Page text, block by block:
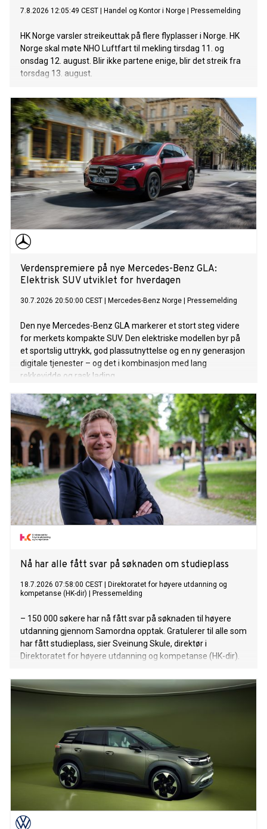
7.8.2026 12:05:49 CEST Handel og Kontor i Norge Pressemelding
HK Norge varsler streikeuttak på flere flyplasser i Norge. HK
Norge skal møte NHO Luftfart til mekling tirsdag 11. og
onsdag 12. august. Blir ikke partene enige, blir det streik fra
torsdag 13. august.
Verdenspremiere på nye Mercedes-Benz GLA:
Elektrisk SUV utviklet for hverdagen
30.7.2026 20:50:00 CEST Mercedes-Benz Norge Pressemelding
Den nye Mercedes-Benz GLA markerer et stort steg videre
for merkets kompakte SUV. Den elektriske modellen byr på
et sportslig uttrykk, god plassutnyttelse og en ny generasjon
digitale tjenester – og det i kombinasjon med lang
rekkevidde og rask lading.
Nå har alle fått svar på søknaden om studieplass
18.7.2026 07:58:00 CEST
Direktoratet for høyere utdanning og
kompetanse (HK-dir)
Pressemelding
– 150 000 søkere har nå fått svar på søknaden til høyere
utdanning gjennom Samordna opptak. Gratulerer til alle som
har fått studieplass, sier Sveinung Skule, direktør i
Direktoratet for høyere utdanning og kompetanse (HK-dir).